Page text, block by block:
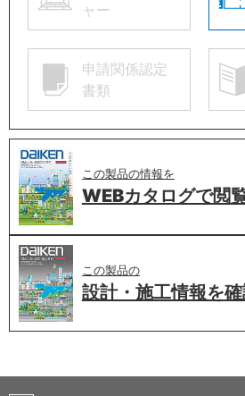
ャー
申請関係認定
書類
この製品の情報を
WEBカタログで閲
この製品の
設計・施工情報を